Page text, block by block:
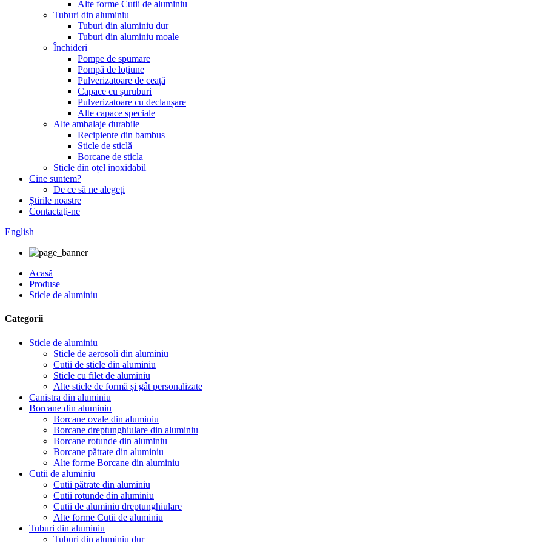
Alte forme Cutii de aluminiu
Tuburi din aluminiu
Tuburi din aluminiu dur
Tuburi din aluminiu moale
Închideri
Pompe de spumare
Pompă de loțiune
Pulverizatoare de ceață
Capace cu șuruburi
Pulverizatoare cu declanșare
Alte capace speciale
Alte ambalaje durabile
Recipiente din bambus
Sticle de sticlă
Borcane de sticla
Sticle din oțel inoxidabil
Cine suntem?
De ce să ne alegeți
Știrile noastre
Contactaţi-ne
English
Acasă
Produse
Sticle de aluminiu
Categorii
Sticle de aluminiu
Sticle de aerosoli din aluminiu
Cutii de sticle din aluminiu
Sticle cu filet de aluminiu
Alte sticle de formă și gât personalizate
Canistra din aluminiu
Borcane din aluminiu
Borcane ovale din aluminiu
Borcane dreptunghiulare din aluminiu
Borcane rotunde din aluminiu
Borcane pătrate din aluminiu
Alte forme Borcane din aluminiu
Cutii de aluminiu
Cutii pătrate din aluminiu
Cutii rotunde din aluminiu
Cutii de aluminiu dreptunghiulare
Alte forme Cutii de aluminiu
Tuburi din aluminiu
Tuburi din aluminiu dur